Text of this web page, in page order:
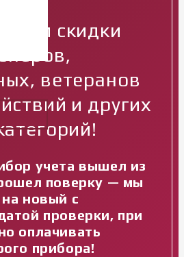
скидки
ветеранов
и других
учета вышел из
поверку — мы
новый с
проверки, при
оплачивать
прибора!